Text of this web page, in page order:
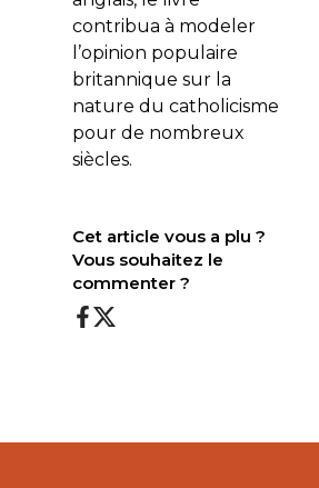
contribua à modeler
l’opinion populaire
britannique sur la
nature du catholicisme
pour de nombreux
siècles.
Cet article vous a plu ?
Vous souhaitez le
commenter ?